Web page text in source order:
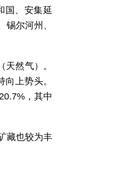
国、安集延
尔河州、
天然气）。
上势头。
，其中
藏也较为丰